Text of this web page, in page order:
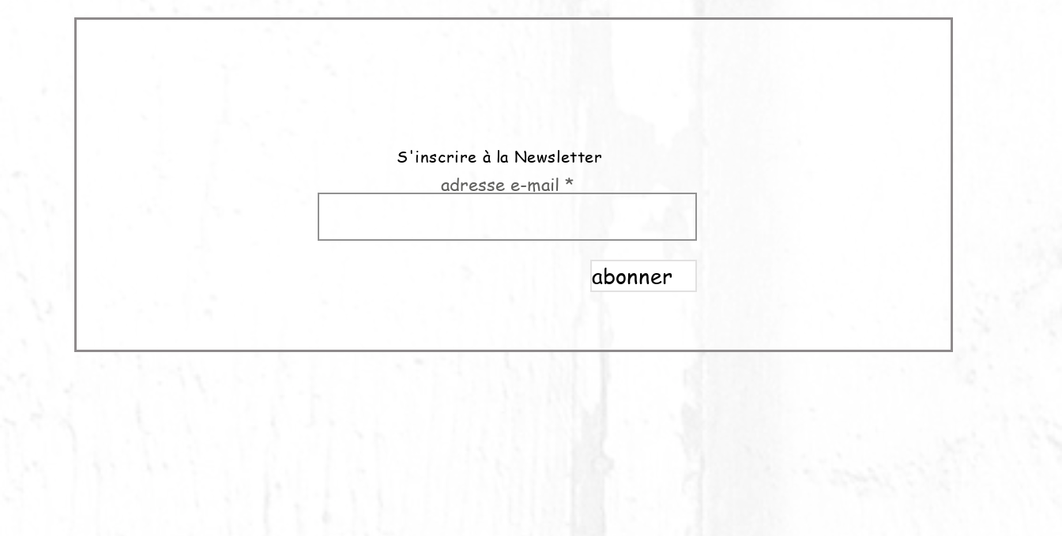
S'inscrire à la Newsletter
adresse e-mail
abonner